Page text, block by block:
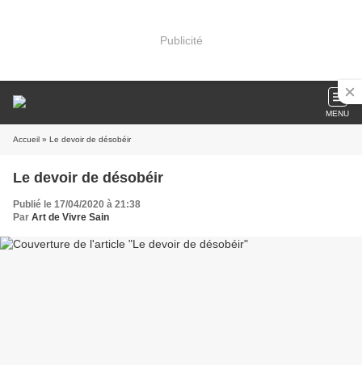
Publicité
MENU
Accueil » Le devoir de désobéir
Le devoir de désobéir
Publié le 17/04/2020 à 21:38
Par Art de Vivre Sain